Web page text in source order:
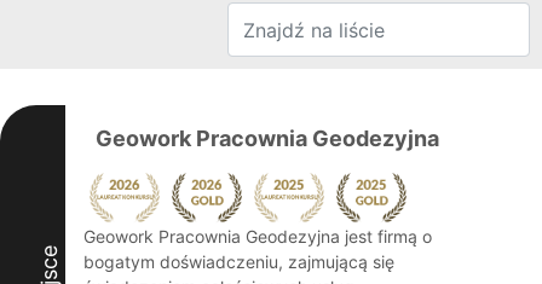
Geowork Pracownia Geodezyjna
Geowork Pracownia Geodezyjna jest firmą o
bogatym doświadczeniu, zajmującą się